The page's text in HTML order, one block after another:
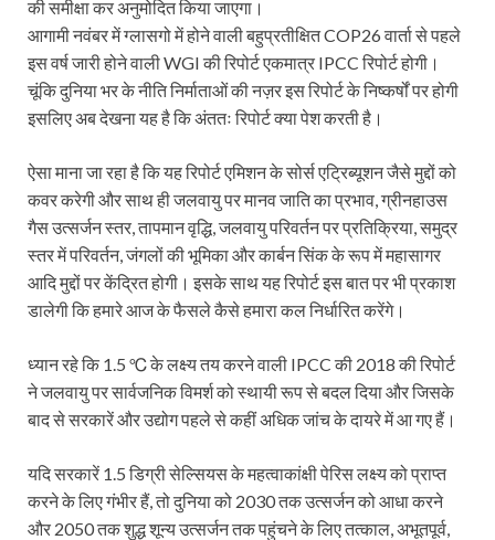
की समीक्षा कर अनुमोदित किया जाएगा।
आगामी नवंबर में ग्लासगो में होने वाली बहुप्रतीक्षित COP26 वार्ता से पहले
इस वर्ष जारी होने वाली WGI की रिपोर्ट एकमात्र IPCC रिपोर्ट होगी।
चूंकि दुनिया भर के नीति निर्माताओं की नज़र इस रिपोर्ट के निष्कर्षों पर होगी
इसलिए अब देखना यह है कि अंततः रिपोर्ट क्या पेश करती है।
ऐसा माना जा रहा है कि यह रिपोर्ट एमिशन के सोर्स एट्रिब्यूशन जैसे मुद्दों को
कवर करेगी और साथ ही जलवायु पर मानव जाति का प्रभाव, ग्रीनहाउस
गैस उत्सर्जन स्तर, तापमान वृद्धि, जलवायु परिवर्तन पर प्रतिक्रिया, समुद्र
स्तर में परिवर्तन, जंगलों की भूमिका और कार्बन सिंक के रूप में महासागर
आदि मुद्दों पर केंद्रित होगी। इसके साथ यह रिपोर्ट इस बात पर भी प्रकाश
डालेगी कि हमारे आज के फैसले कैसे हमारा कल निर्धारित करेंगे।
ध्यान रहे कि 1.5 ℃ के लक्ष्य तय करने वाली IPCC की 2018 की रिपोर्ट
ने जलवायु पर सार्वजनिक विमर्श को स्थायी रूप से बदल दिया और जिसके
बाद से सरकारें और उद्योग पहले से कहीं अधिक जांच के दायरे में आ गए हैं।
यदि सरकारें 1.5 डिग्री सेल्सियस के महत्वाकांक्षी पेरिस लक्ष्य को प्राप्त
करने के लिए गंभीर हैं, तो दुनिया को 2030 तक उत्सर्जन को आधा करने
और 2050 तक शुद्ध शून्य उत्सर्जन तक पहुंचने के लिए तत्काल, अभूतपूर्व,